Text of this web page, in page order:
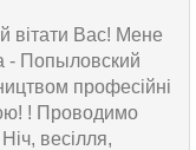
вітати Вас! Мене
- Попыловский
професійні
! Проводимо
весілля,